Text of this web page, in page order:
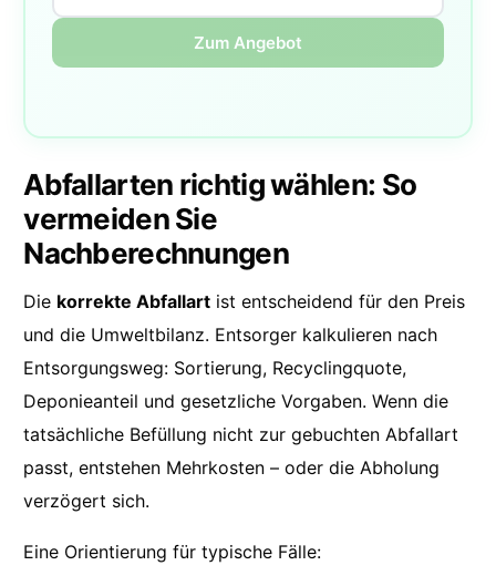
Zum Angebot
Abfallarten richtig wählen: So
vermeiden Sie
Nachberechnungen
Die korrekte Abfallart ist entscheidend für den Preis
und die Umweltbilanz. Entsorger kalkulieren nach
Entsorgungsweg: Sortierung, Recyclingquote,
Deponieanteil und gesetzliche Vorgaben. Wenn die
tatsächliche Befüllung nicht zur gebuchten Abfallart
passt, entstehen Mehrkosten – oder die Abholung
verzögert sich.
Eine Orientierung für typische Fälle: